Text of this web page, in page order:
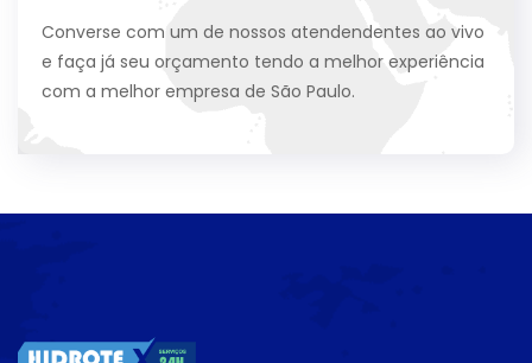
Converse com um de nossos atendendentes ao vivo
e faça já seu orçamento tendo a melhor experiência
com a melhor empresa de São Paulo.